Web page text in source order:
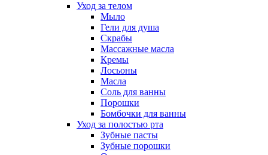
Уход за телом
Мыло
Гели для душа
Скрабы
Массажные масла
Кремы
Лосьоны
Масла
Соль для ванны
Порошки
Бомбочки для ванны
Уход за полостью рта
Зубные пасты
Зубные порошки